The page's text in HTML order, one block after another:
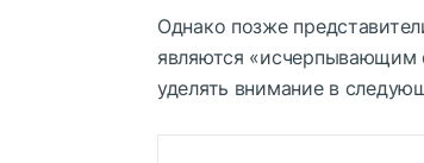
Однако позже
являются «исчерпывающим
уделять внимание в